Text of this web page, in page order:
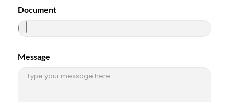
Document
Message